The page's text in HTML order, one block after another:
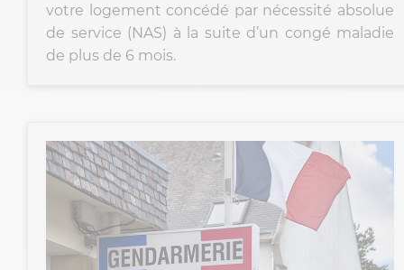
votre logement concédé par nécessité absolue
de service (NAS) à la suite d’un congé maladie
de plus de 6 mois.